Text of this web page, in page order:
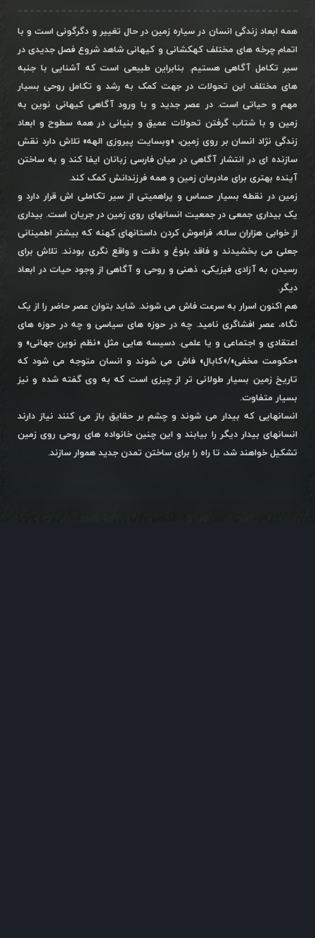
همه ابعاد زندگی انسان در سیاره زمین در حال تغییر و دگرگونی است و با
اتمام چرخه های مختلف کهکشانی و کیهانی شاهد شروع فصل جدیدی در
سیر تکامل آگاهی هستیم. بنابراین طبیعی است که آشنایی با جنبه
های مختلف این تحولات در جهت کمک به رشد و تکامل روحی بسیار
مهم و حیاتی است. در عصر جدید و با ورود آگاهی کیهانی نوین به
زمین و با شتاب گرفتن تحولات عمیق و بنیانی در همه سطوح و ابعاد
زندگی نژاد انسان بر روی زمین، «وبسایت پیروزی الهه» تلاش دارد نقش
سازنده ای در انتشار آگاهی در میان فارسی زبانان ایفا کند و به ساختن
آینده بهتری برای مادرمان زمین و همه فرزندانش کمک کند.
زمین در نقطه بسیار حساس و پراهمیتی از سیر تکاملی اش قرار دارد و
یک بیداری جمعی در جمعیت انسانهای روی زمین در جریان است. بیداری
از خوابی هزاران ساله، فراموش کردن داستانهای کهنه که بیشتر اطمینانی
جعلی می بخشیدند و فاقد بلوغ و دقت و واقع نگری بودند. تلاش برای
رسیدن به آزادی فیزیکی، ذهنی و روحی و آگاهی از وجود حیات در ابعاد
دیگر.
هم اکنون اسرار به سرعت فاش می شوند. شاید بتوان عصر حاضر را از یک
نگاه، عصر افشاگری نامید. چه در حوزه های سیاسی و چه در حوزه های
اعتقادی و اجتماعی و یا علمی. دسیسه هایی مثل «نظم نوین جهانی» و
«حکومت مخفی»/«کابال» فاش می شوند و انسان متوجه می شود که
تاریخ زمین بسیار طولانی تر از چیزی است که به وی گفته شده و نیز
بسیار متفاوت.
انسانهایی که بیدار می شوند و چشم بر حقایق باز می کنند نیاز دارند
انسانهای بیدار دیگر را بیابند و این چنین خانواده های روحی روی زمین
تشکیل خواهند شد، تا راه را برای ساختن تمدن جدید هموار سازند.